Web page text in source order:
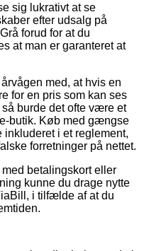
sig lukrativt at se
efter udsalg på
forud for at du
at man er garanteret at
med, at hvis en
for en pris som kan ses
burde det ofte være et
butik. Køb med gængse
inkluderet i et reglement,
forretninger på nettet.
betalingskort eller
kunne du drage nytte
i tilfælde af at du